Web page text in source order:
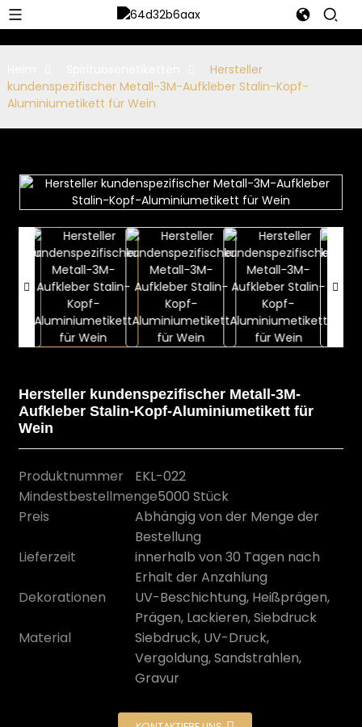
Hersteller
kundenspezifischer Metall-3M-Aufkleber Stalin-Kopf-
Aluminiumetikett für Wein
Hersteller kundenspezifischer Metall-3M-
Aufkleber Stalin-Kopf-Aluminiumetikett für
Wein
Produktnummer
EKL-022
Mindestbestellmenge5000 Stück
Preis
Abhängig von der Menge der
Bestellung
Lieferzeit
innerhalb von 30 Tagen nach
Erhalt der Anzahlung
Dekorationen
UV-Beschichtung, Heißprägen,
Prägen, Lackieren, Siebdruck
Material
Siebdruck, UV-Druck,
Vergoldung, Sandstrahlen,
Gravur